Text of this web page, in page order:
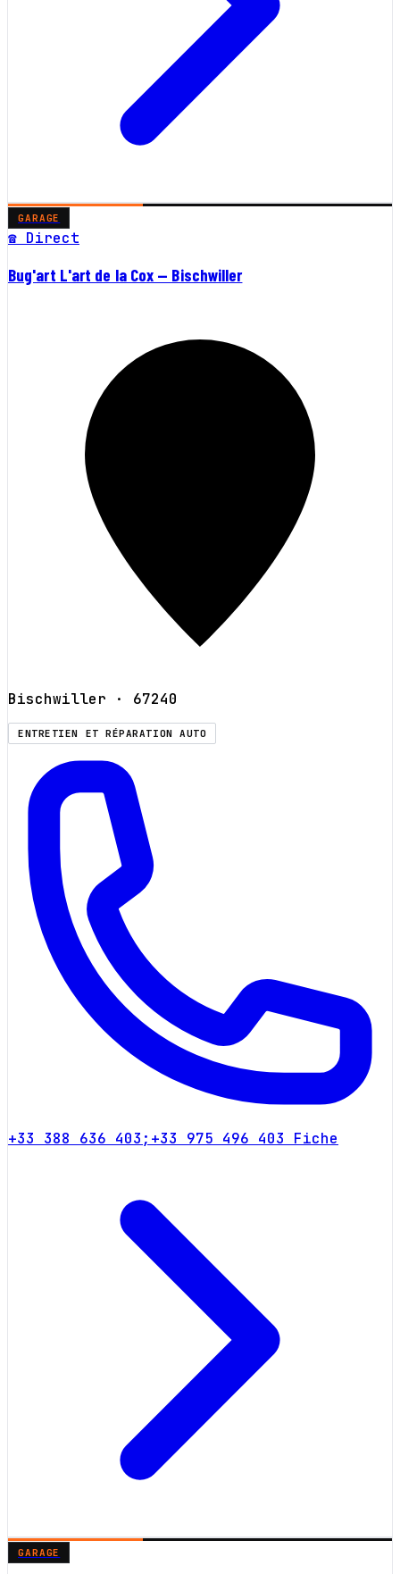
GARAGE
☎ Direct
Bug'art L'art de la Cox — Bischwiller
Bischwiller · 67240
ENTRETIEN ET RÉPARATION AUTO
+33 388 636 403;+33 975 496 403 Fiche
GARAGE